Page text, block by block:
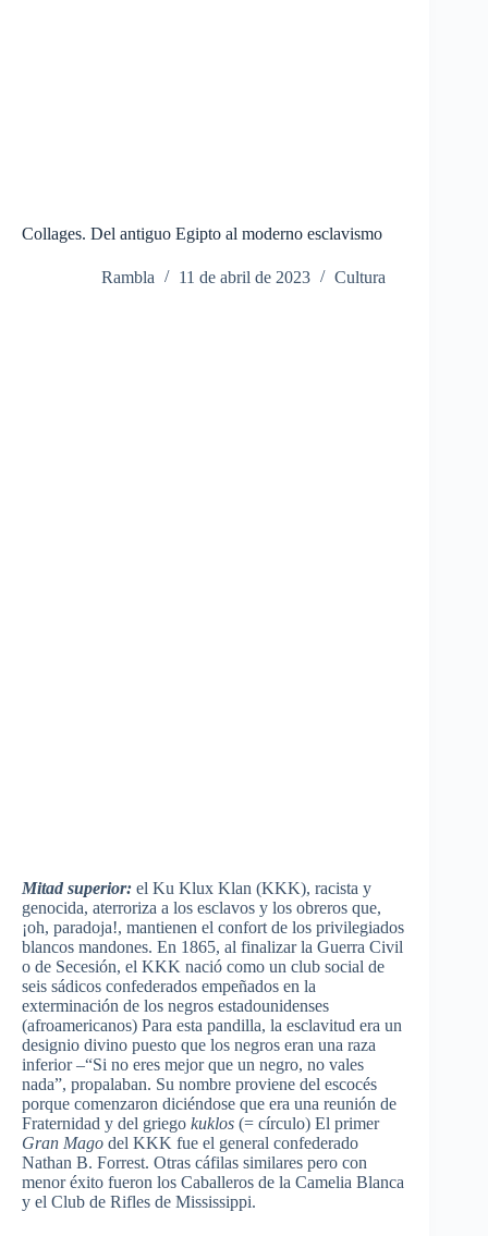
Collages. Del antiguo Egipto al moderno esclavismo
Rambla 11 de abril de 2023 Cultura
Mitad superior: el Ku Klux Klan (KKK), racista y
genocida, aterroriza a los esclavos y los obreros que,
¡oh, paradoja!, mantienen el confort de los privilegiados
blancos mandones. En 1865, al finalizar la Guerra Civil
o de Secesión, el KKK nació como un club social de
seis sádicos confederados empeñados en la
exterminación de los negros estadounidenses
(afroamericanos) Para esta pandilla, la esclavitud era un
designio divino puesto que los negros eran una raza
inferior –“Si no eres mejor que un negro, no vales
nada”, propalaban. Su nombre proviene del escocés
porque comenzaron diciéndose que era una reunión de
Fraternidad y del griego kuklos (= círculo) El primer
Gran Mago del KKK fue el general confederado
Nathan B. Forrest. Otras cáfilas similares pero con
menor éxito fueron los Caballeros de la Camelia Blanca
y el Club de Rifles de Mississippi.